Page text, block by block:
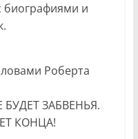
биографиями и
Роберта
ЗАБВЕНЬЯ.
КОНЦА!